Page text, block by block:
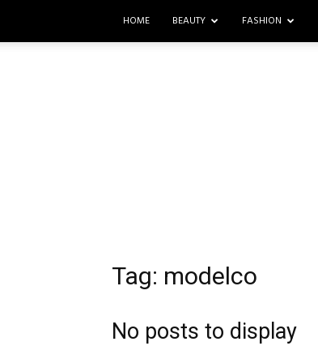
HOME BEAUTY FASHION
Tag: modelco
No posts to display